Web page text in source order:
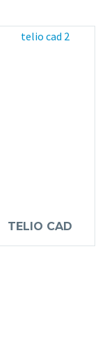
TELIO CAD